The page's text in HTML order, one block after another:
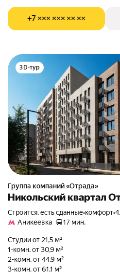
+7 ××× ××× ×× ××
3D-тур
Группа компаний «Отрада»
Никольский квартал
Строится, есть сданные•комфорт•
Аникеевка
17 мин.
Студии от 21,5 м²
1-комн. от 30,9 м²
2-комн. от 44,9 м²
3-комн. от 61,1 м²